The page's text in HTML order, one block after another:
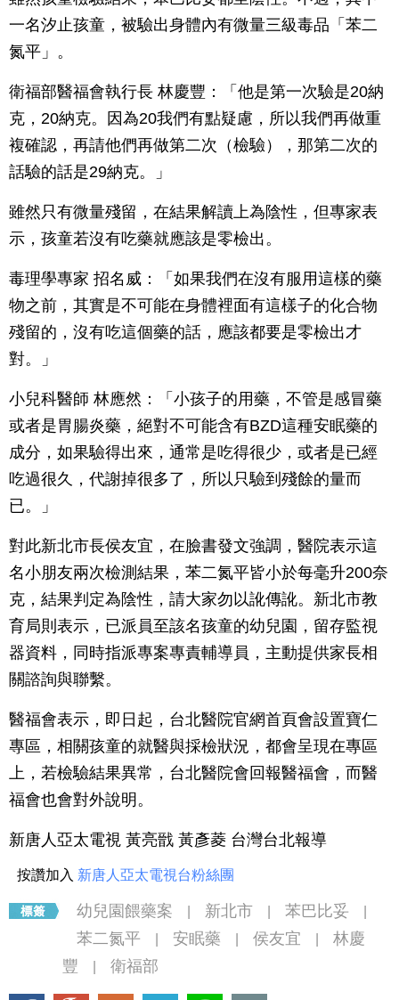
一名汐止孩童，被驗出身體內有微量三級毒品「苯二
氮平」。
衛福部醫福會執行長 林慶豐：「他是第一次驗是20納
克，20納克。因為20我們有點疑慮，所以我們再做重
複確認，再請他們再做第二次（檢驗），那第二次的
話驗的話是29納克。」
雖然只有微量殘留，在結果解讀上為陰性，但專家表
示，孩童若沒有吃藥就應該是零檢出。
毒理學專家 招名威：「如果我們在沒有服用這樣的藥
物之前，其實是不可能在身體裡面有這樣子的化合物
殘留的，沒有吃這個藥的話，應該都要是零檢出才
對。」
小兒科醫師 林應然：「小孩子的用藥，不管是感冒藥
或者是胃腸炎藥，絕對不可能含有BZD這種安眠藥的
成分，如果驗得出來，通常是吃得很少，或者是已經
吃過很久，代謝掉很多了，所以只驗到殘餘的量而
已。」
對此新北市長侯友宜，在臉書發文強調，醫院表示這
名小朋友兩次檢測結果，苯二氮平皆小於每毫升200奈
克，結果判定為陰性，請大家勿以訛傳訛。新北市教
育局則表示，已派員至該名孩童的幼兒園，留存監視
器資料，同時指派專案專責輔導員，主動提供家長相
關諮詢與聯繫。
醫福會表示，即日起，台北醫院官網首頁會設置寶仁
專區，相關孩童的就醫與採檢狀況，都會呈現在專區
上，若檢驗結果異常，台北醫院會回報醫福會，而醫
福會也會對外說明。
新唐人亞太電視 黃亮戩 黃彥菱 台灣台北報導
按讚加入 新唐人亞太電視台粉絲團
幼兒園餵藥案 新北市 苯巴比妥
苯二氮平 安眠藥 侯友宜
林慶
豐
衛福部